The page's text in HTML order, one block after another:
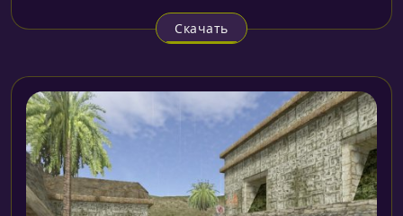
Скачать